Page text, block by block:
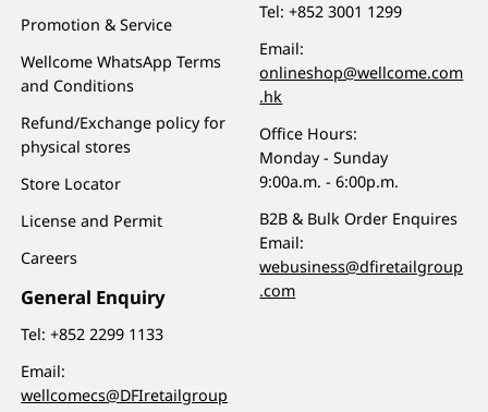
Promotion & Service
Wellcome WhatsApp Terms
and Conditions
Refund/Exchange policy for
physical stores
Store Locator
License and Permit
Careers
General Enquiry
Tel:+852 2299 1133
Email:
wellcomecs@DFIretailgroup
Tel:+852 3001 1299
Email:
onlineshop@wellcome.com
.hk
Office Hours:
Monday - Sunday
9:00a.m. - 6:00p.m.
B2B & Bulk Order Enquires
Email:
webusiness@dfiretailgroup
.com